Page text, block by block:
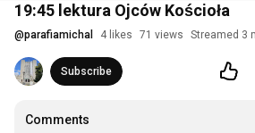
19:45 lektura Ojców Kościoła
@parafiamichal 4 likes 71 views Streamed 3
Subscribe
Comments